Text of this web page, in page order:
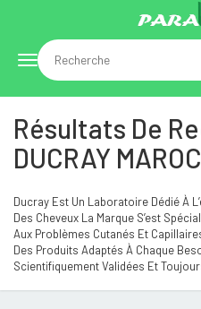
Toggle
navigation
Résultats De
DUCRAY MAROC
Ducray Est Un Laboratoire Dédié À
Des Cheveux La Marque S’est
Aux Problèmes Cutanés Et
Des Produits Adaptés À Chaque
Scientifiquement Validées Et